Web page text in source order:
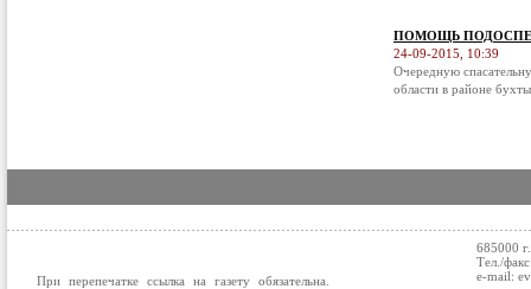
ПОМОЩЬ
24-09-2015, 10:39
Очередную
области в районе
При перепечатке ссылка на газету обязательна.
685000
Тел./
e-mail: